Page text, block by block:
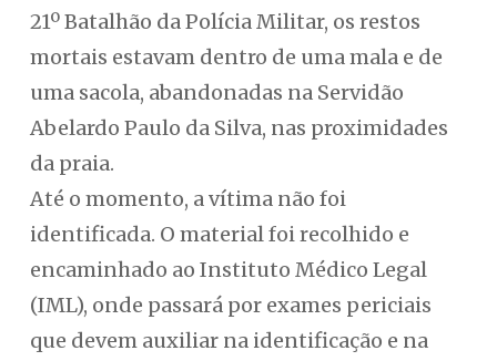
21º Batalhão da Polícia Militar, os restos
mortais estavam dentro de uma mala e de
uma sacola, abandonadas na Servidão
Abelardo Paulo da Silva, nas proximidades
da praia.
Até o momento, a vítima não foi
identificada. O material foi recolhido e
encaminhado ao Instituto Médico Legal
(IML), onde passará por exames periciais
que devem auxiliar na identificação e na